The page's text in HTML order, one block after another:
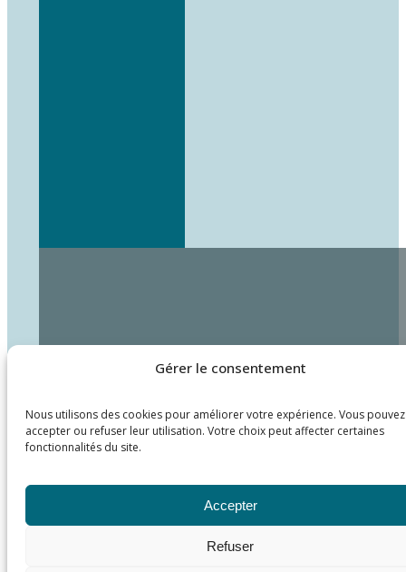
Gérer le consentement
Nous utilisons des cookies pour améliorer votre expérience. Vous pouvez
accepter ou refuser leur utilisation. Votre choix peut affecter certaines
fonctionnalités du site.
Accepter
Refuser